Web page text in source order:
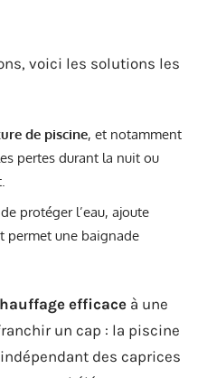
voici les solutions les
de piscine, et notamment
pertes durant la nuit ou
protéger l’eau, ajoute
permet une baignade
efficace à une
un cap : la piscine
des caprices